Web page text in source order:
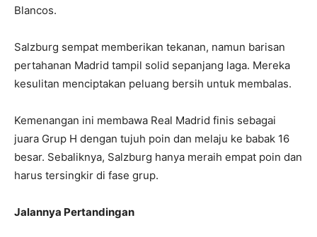
Blancos.
Salzburg sempat memberikan tekanan, namun barisan
pertahanan Madrid tampil solid sepanjang laga. Mereka
kesulitan menciptakan peluang bersih untuk membalas.
Kemenangan ini membawa Real Madrid finis sebagai
juara Grup H dengan tujuh poin dan melaju ke babak 16
besar. Sebaliknya, Salzburg hanya meraih empat poin dan
harus tersingkir di fase grup.
Jalannya Pertandingan